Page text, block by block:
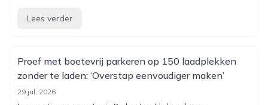
Lees verder
Proef met boetevrij parkeren op 150 laadplekken
zonder te laden: ‘Overstap eenvoudiger maken’
29 jul. 2026